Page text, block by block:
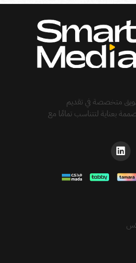
متخصصة في تقديم
بعناية لتتناسب تمامًا مع